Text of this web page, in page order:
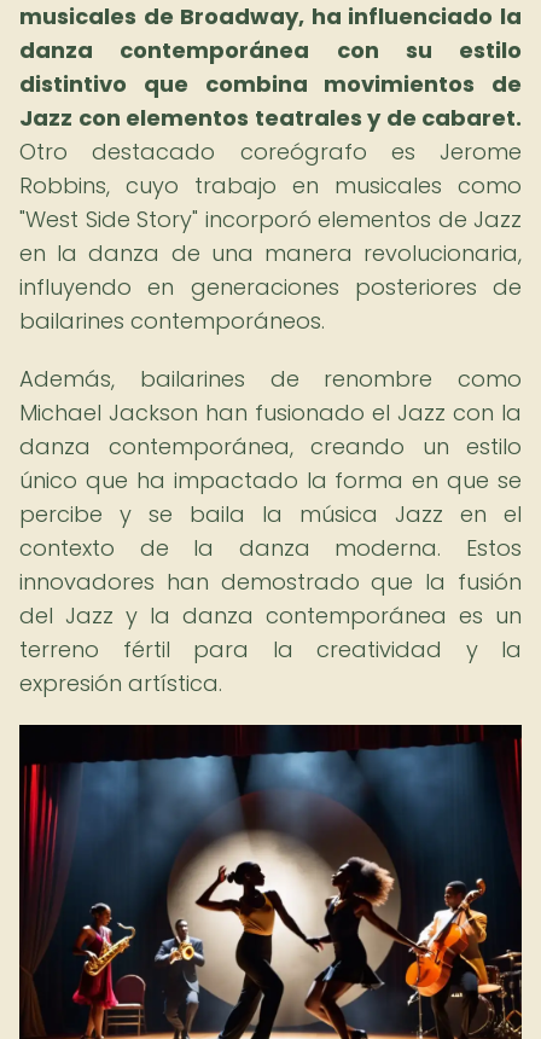
musicales de Broadway, ha influenciado la
danza contemporánea con su estilo
distintivo que combina movimientos de
Jazz con elementos teatrales y de cabaret.
Otro destacado coreógrafo es Jerome
Robbins, cuyo trabajo en musicales como
"West Side Story" incorporó elementos de Jazz
en la danza de una manera revolucionaria,
influyendo en generaciones posteriores de
bailarines contemporáneos.
Además, bailarines de renombre como
Michael Jackson han fusionado el Jazz con la
danza contemporánea, creando un estilo
único que ha impactado la forma en que se
percibe y se baila la música Jazz en el
contexto de la danza moderna. Estos
innovadores han demostrado que la fusión
del Jazz y la danza contemporánea es un
terreno fértil para la creatividad y la
expresión artística.